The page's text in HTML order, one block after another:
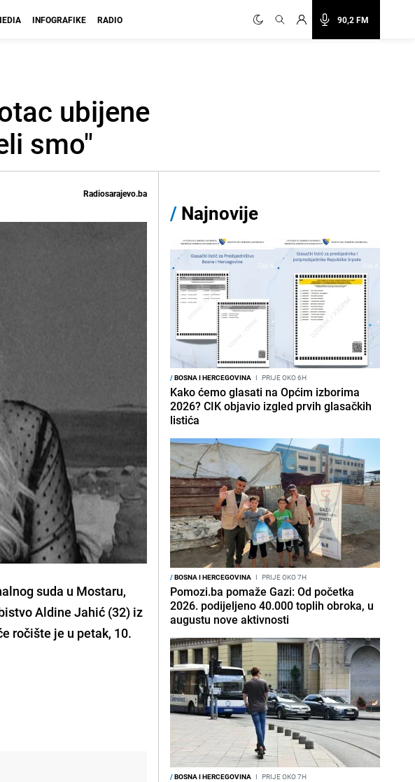
90,2 FM
INFOGRAFIKE RADIO
ubijene
smo"
Radiosarajevo.ba
suda u Mostaru,
Aldine Jahić (32) iz
ročište je u petak, 10.
/ Najnovije
/BOSNA I HERCEGOVINA I PRIJE OKO 6H
Kako ćemo glasati na Općim izborima
2026? CIK objavio izgled prvih glasačkih
listića
/BOSNA I HERCEGOVINA I PRIJE OKO 7H
Pomozi.ba pomaže Gazi: Od početka
2026. podijeljeno 40.000 toplih obroka, u
augustu nove aktivnosti
/BOSNA I HERCEGOVINA I PRIJE OKO 7H